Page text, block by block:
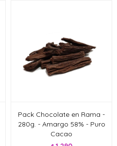
Pack Chocolate en Rama -
280g. - Amargo 58% - Puro
Cacao